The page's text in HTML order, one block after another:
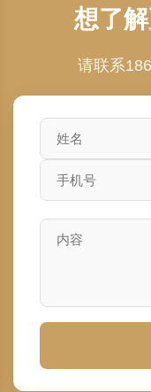
想了
请联系